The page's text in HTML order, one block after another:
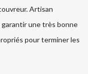
Artisan
garantir une très bonne
pour terminer les